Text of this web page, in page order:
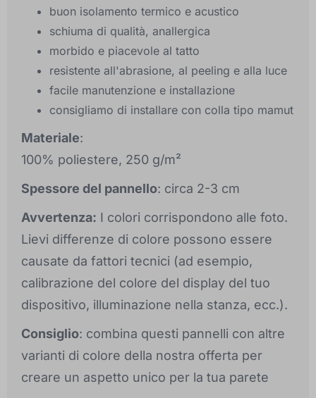
buon isolamento termico e acustico
schiuma di qualità, anallergica
morbido e piacevole al tatto
resistente all'abrasione, al peeling e alla luce
facile manutenzione e installazione
consigliamo di installare con colla tipo mamut
Materiale:
100% poliestere, 250 g/m²
Spessore del pannello: circa 2-3 cm
Avvertenza: I colori corrispondono alle foto.
Lievi differenze di colore possono essere
causate da fattori tecnici (ad esempio,
calibrazione del colore del display del tuo
dispositivo, illuminazione nella stanza, ecc.).
Consiglio: combina questi pannelli con altre
varianti di colore della nostra offerta per
creare un aspetto unico per la tua parete